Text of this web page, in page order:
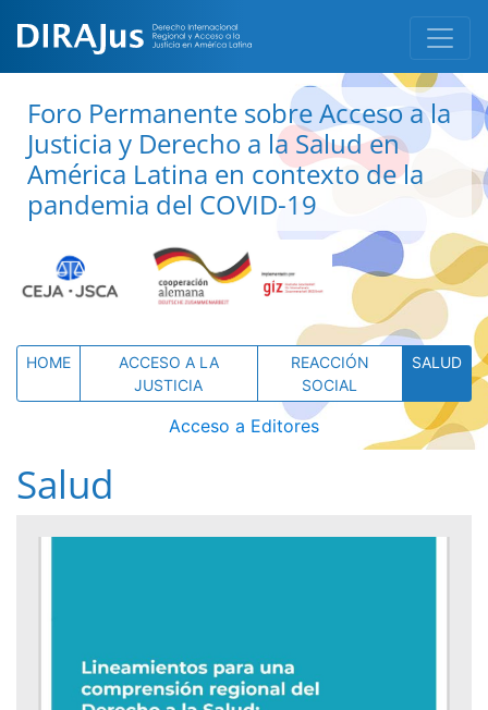
Foro Permanente sobre Acceso a la
Justicia y Derecho a la Salud en
América Latina en contexto de la
pandemia del COVID-19
HOME
ACCESO A LA
JUSTICIA
REACCIÓN
SOCIAL
SALUD
Acceso a Editores
Salud